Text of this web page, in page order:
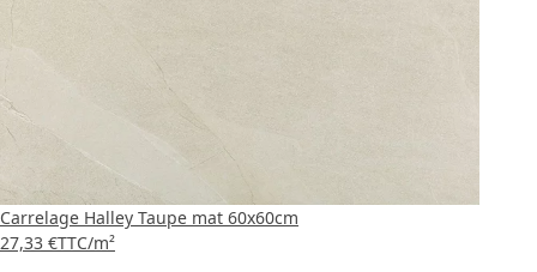
Carrelage Halley Taupe mat 60x60cm
27,33 €TTC/m²